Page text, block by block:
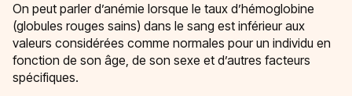
On peut parler d’anémie lorsque le taux d’hémoglobine
(globules rouges sains) dans le sang est inférieur aux
valeurs considérées comme normales pour un individu en
fonction de son âge, de son sexe et d’autres facteurs
spécifiques.